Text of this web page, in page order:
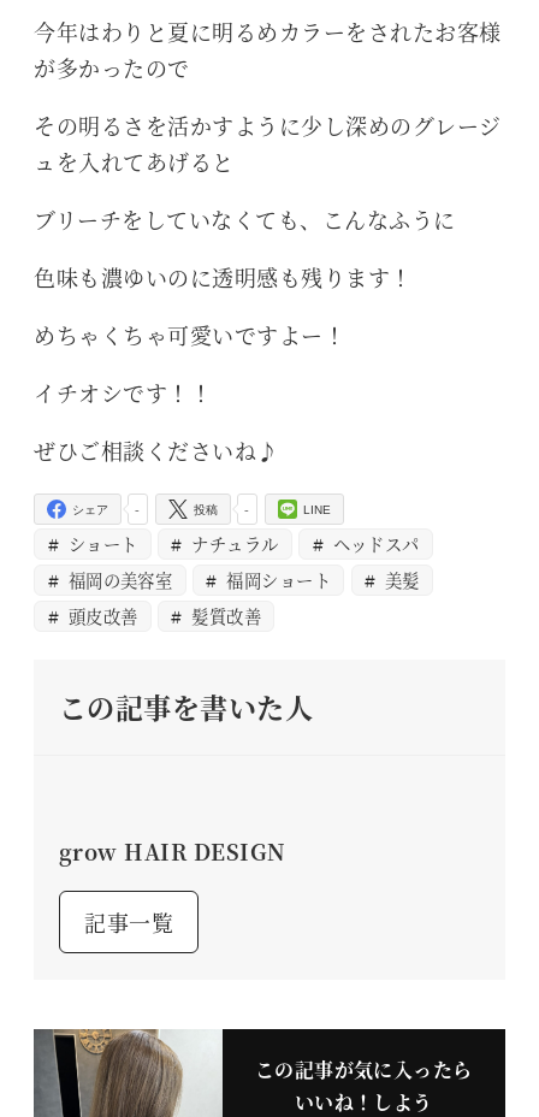
今年はわりと夏に明るめカラーをされたお客様
が多かったので
その明るさを活かすように少し深めのグレージ
ュを入れてあげると
ブリーチをしていなくても、こんなふうに
色味も濃ゆいのに透明感も残ります！
めちゃくちゃ可愛いですよー！
イチオシです！！
ぜひご相談くださいね♪
-
シェア -
投稿 LINE
ショート ナチュラル
ヘッドスパ
福岡の美容室
福岡ショート
美髪
頭皮改善
髪質改善
この記事を書いた人
grow HAIR DESIGN
記事一覧
この記事が気に入ったら
いいね！しよう